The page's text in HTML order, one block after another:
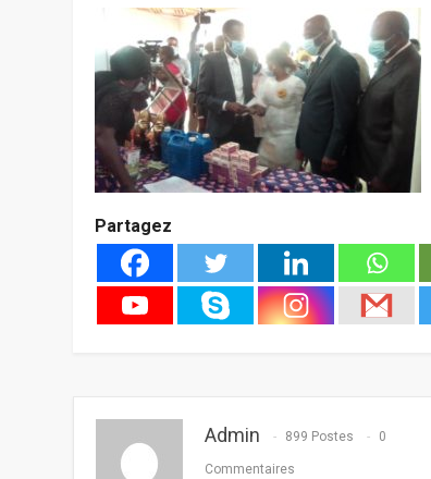
Partagez
Admin 899 Postes 0
Commentaires